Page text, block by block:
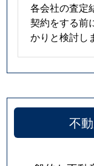
各会社の査定
契約をする前
かりと検討し
不